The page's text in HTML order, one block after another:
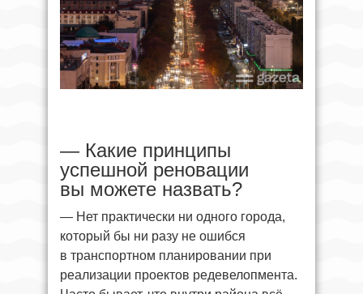
— Какие принципы
успешной реновации
вы можете назвать?
— Нет практически ни одного города,
который бы ни разу не ошибся
в транспортном планировании при
реализации проектов редевелопмента.